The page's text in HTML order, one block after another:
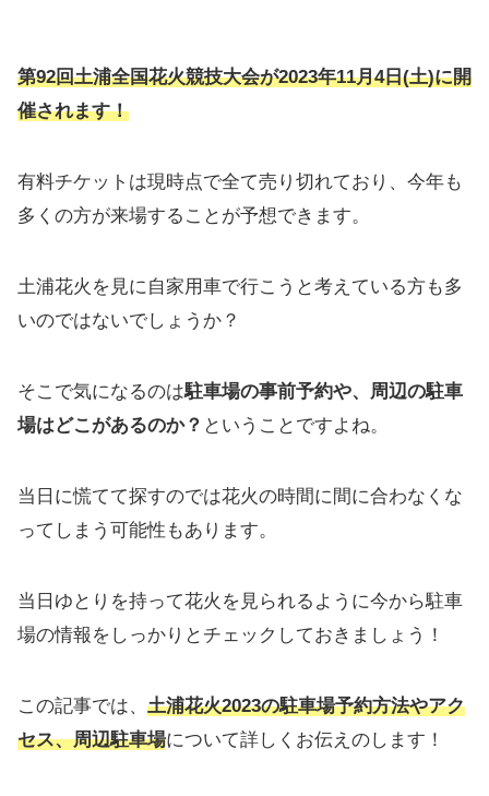
第92回土浦全国花火競技大会が2023年11月4日(土)に開
催されます！
有料チケットは現時点で全て売り切れており、今年も
多くの方が来場することが予想できます。
土浦花火を見に自家用車で行こうと考えている方も多
いのではないでしょうか？
そこで気になるのは駐車場の事前予約や、周辺の駐車
場はどこがあるのか？ ということですよね。
当日に慌てて探すのでは花火の時間に間に合わなくな
ってしまう可能性もあります。
当日ゆとりを持って花火を見られるように今から駐車
場の情報をしっかりとチェックしておきましょう！
この記事では、 土浦花火2023の駐車場予約方法やアク
セス、周辺駐車場について詳しくお伝えのします！